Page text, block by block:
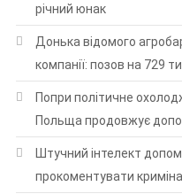
річний юнак
Донька відомого
компанії: позов на 729
Попри політичне
Польща продовжує
Штучний інтелект
прокоментувати